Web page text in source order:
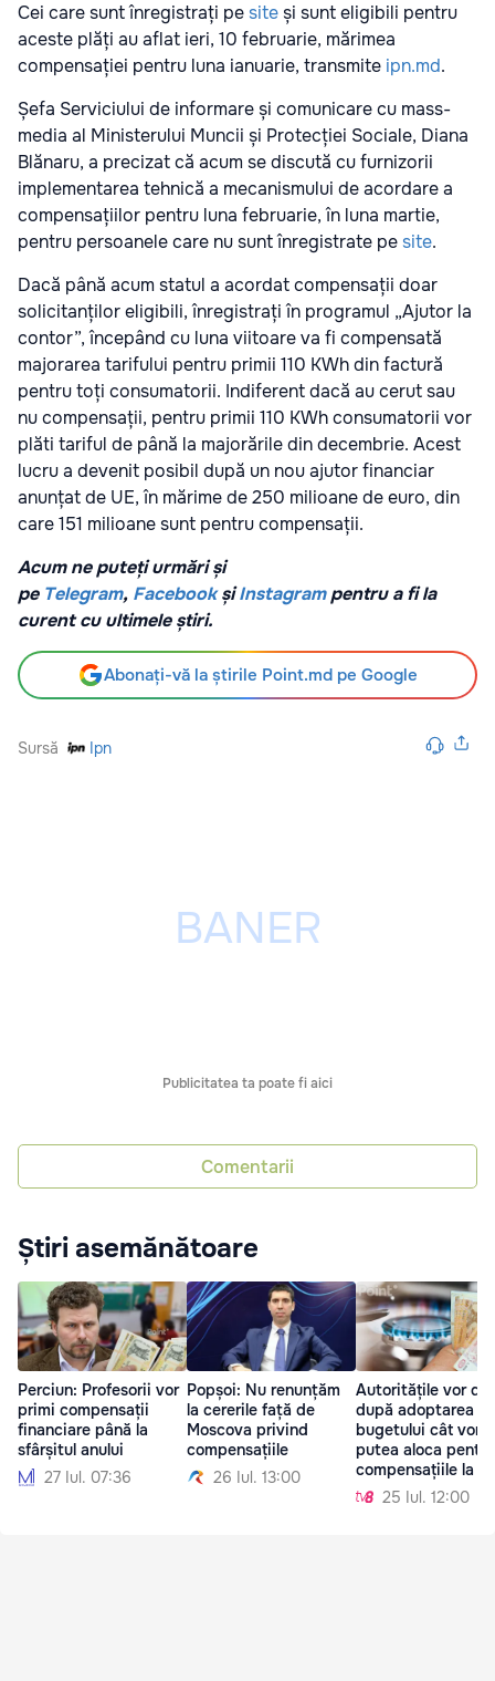
Cei care sunt înregistrați pesiteși sunt eligibili pentru
aceste plăți au aflat ieri, 10 februarie, mărimea
compensației pentru luna ianuarie, transmite ipn.md.
Șefa Serviciului de informare și comunicare cu mass-
media al Ministerului Muncii și Protecției Sociale, Diana
Blănaru, a precizat că acum se discută cu furnizorii
implementarea tehnică a mecanismului de acordare a
compensațiilor pentru luna februarie, în luna martie,
pentru persoanele care nu sunt înregistrate pesite.
Dacă până acum statul a acordat compensații doar
solicitanților eligibili, înregistrați în programul „Ajutor la
contor”, începând cu luna viitoare va fi compensată
majorarea tarifului pentru primii 110 KWh din factură
pentru toți consumatorii. Indiferent dacă au cerut sau
nu compensații, pentru primii 110 KWh consumatorii vor
plăti tariful de până la majorările din decembrie. Acest
lucru a devenit posibil după un nou ajutor financiar
anunțat de UE, în mărime de 250 milioane de euro, din
care 151 milioane sunt pentru compensații.
Acum ne puteți urmări și
pe Telegram, FacebookșiInstagrampentru a fi la
curent cu ultimele știri.
Abonați-vă la știrile Point.md pe Google
Sursă Ipn
Publicitatea ta poate fi aici
Comentarii
Știri asemănătoare
Perciun: Profesorii vor
primi compensații
financiare până la
sfârșitul anului
27 Iul. 07:36
Popșoi: Nu renunțăm
la cererile față de
Moscova privind
compensațiile
26 Iul. 13:00
Autoritățile vor
după adoptarea
bugetului cât vor
putea aloca pentru
compensațiile la
25 Iul. 12:00